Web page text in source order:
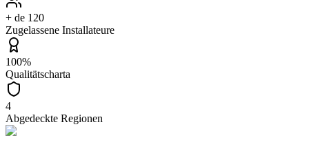
+ de 120
Zugelassene Installateure
100%
Qualitätscharta
4
Abgedeckte Regionen